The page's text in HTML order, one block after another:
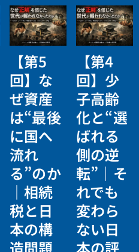
【第5
回】な
ぜ資産
は“最後
に国へ
流れ
る”のか
｜相続
税と日
本の構
造問題
【第4
回】少
子高齢
化と“選
ばれる
側の逆
転”｜そ
れでも
変わら
ない日
本の評